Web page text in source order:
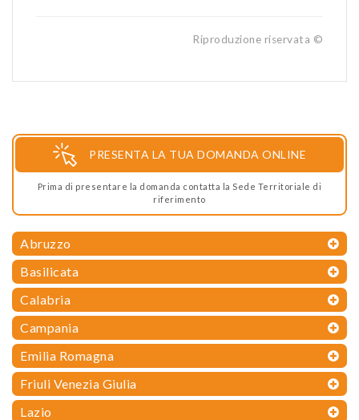
Riproduzione riservata ©
PRESENTA LA TUA DOMANDA ONLINE
Prima di presentare la domanda contatta la Sede Territoriale di
riferimento
Abruzzo
Basilicata
Calabria
Campania
Emilia Romagna
Friuli Venezia Giulia
Lazio